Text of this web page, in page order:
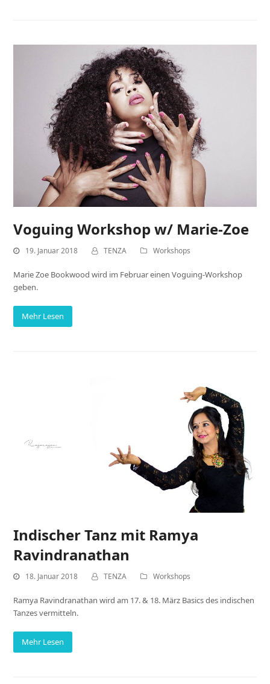
Voguing Workshop w/ Marie-Zoe
19. Januar 2018 TENZA Workshops
Marie Zoe Bookwood wird im Februar einen Voguing-Workshop
geben.
Mehr Lesen
Indischer Tanz mit Ramya
Ravindranathan
18. Januar 2018 TENZA Workshops
Ramya Ravindranathan wird am 17. & 18. März Basics des indischen
Tanzes vermitteln.
Mehr Lesen